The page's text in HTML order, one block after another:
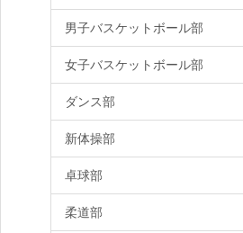
男子バスケットボール部
女子バスケットボール部
ダンス部
新体操部
卓球部
柔道部